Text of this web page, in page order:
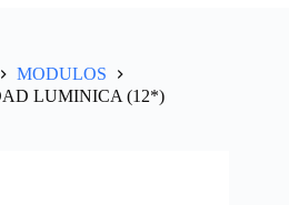
MODULOS
LUMINICA (12*)